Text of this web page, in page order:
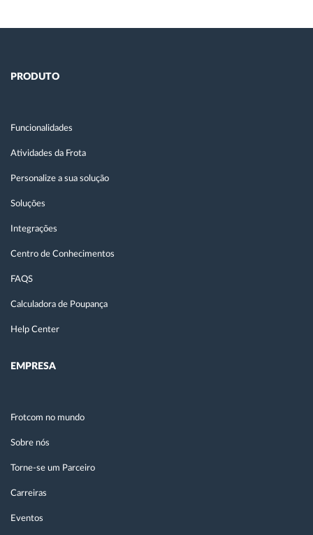
PRODUTO
Funcionalidades
Atividades da Frota
Personalize a sua solução
Soluções
Integrações
Centro de Conhecimentos
FAQS
Calculadora de Poupança
Help Center
EMPRESA
Frotcom no mundo
Sobre nós
Torne-se um Parceiro
Carreiras
Eventos